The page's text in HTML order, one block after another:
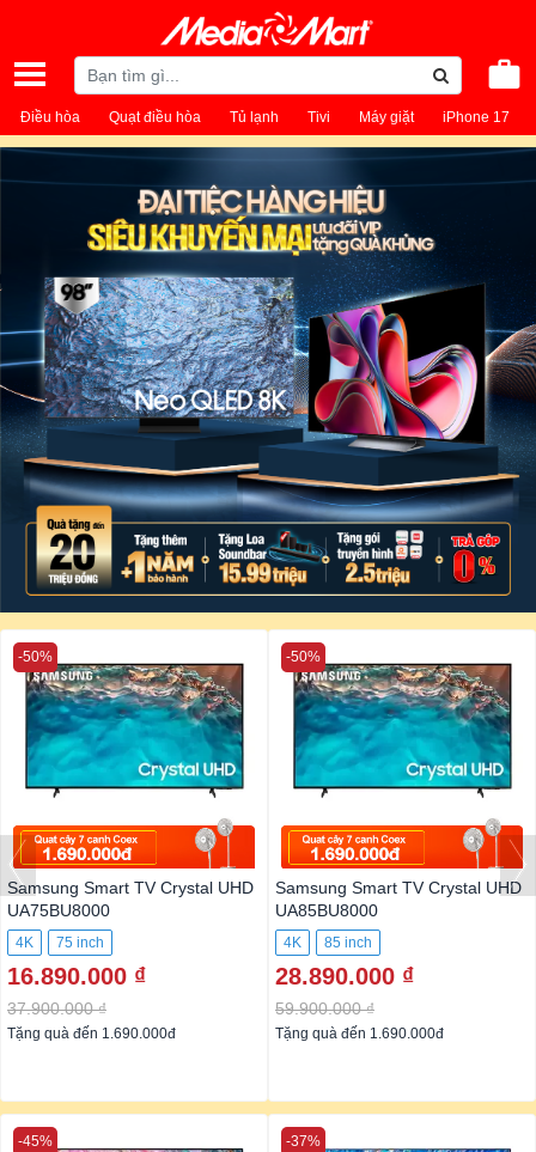
Điều hòa Quạt điều hòa Tủ lạnh Tivi Máy giặt iPhone 17
Samsung Smart TV Crystal UHD
UA75BU8000
4K 75 inch
16.890.000 ₫
37.900.000 ₫
-50%
Tặng quà đến 1.690.000đ
Samsung Smart TV Crystal UHD
UA85BU8000
4K 85 inch
28.890.000 ₫
59.900.000 ₫
-50%
Tặng quà đến 1.690.000đ
-45% -37%